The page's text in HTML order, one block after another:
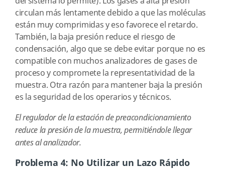
circulan más lentamente debido a que las moléculas
están muy comprimidas y eso favorece el retardo.
También, la baja presión reduce el riesgo de
condensación, algo que se debe evitar porque no es
compatible con muchos analizadores de gases de
proceso y compromete la representatividad de la
muestra. Otra razón para mantener baja la presión
es la seguridad de los operarios y técnicos.
El regulador de la estación de preacondicionamiento
reduce la presión de la muestra, permitiéndole llegar
antes al analizador.
Problema 4: No Utilizar un Lazo Rápido